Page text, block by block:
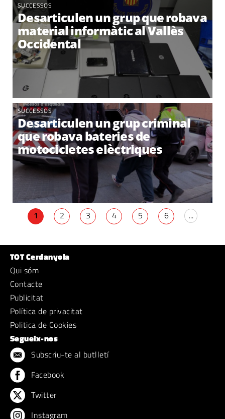
SUCCESSOS
Desarticulen un grup que robava
material informàtic al Vallès
Occidental
SUCCESSOS
Desarticulen un grup criminal
que robava bateries de
motocicletes elèctriques
1 2 3 4 5 6 ...
TOT Cerdanyola
Qui sóm
Contacte
Publicitat
Política de privacitat
Politica de Cookies
Segueix-nos
Subscriu-te al butlletí
Facebook
Twitter
Instagram